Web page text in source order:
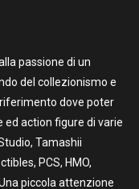
passione di un
del collezionismo e
riferimento dove poter
action figure di varie
Tamashii
PCS, HMO,
piccola attenzione